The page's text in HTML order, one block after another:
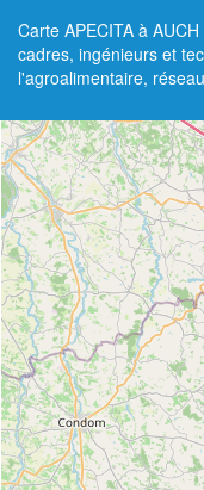
Carte APECITA à
cadres, ingénieurs et
l'agroalimentaire,
+
−